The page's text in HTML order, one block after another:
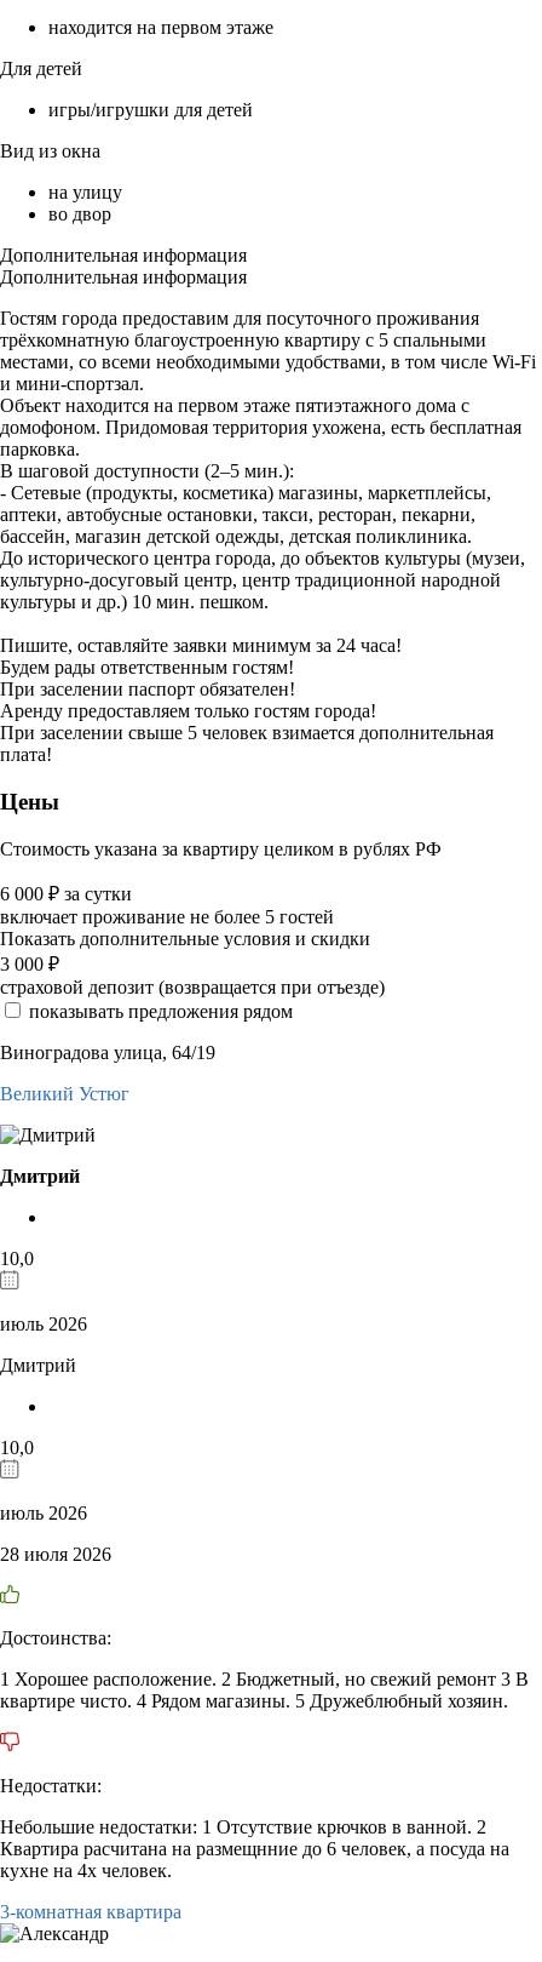
находится на первом этаже
Для детей
игры/игрушки для детей
Вид из окна
на улицу
во двор
Дополнительная информация
Дополнительная информация
Гостям города предоставим для посуточного проживания
трёхкомнатную благоустроенную квартиру с 5 спальными
местами, со всеми необходимыми удобствами, в том числе Wi-Fi
и мини-спортзал.
Объект находится на первом этаже пятиэтажного дома с
домофоном. Придомовая территория ухожена, есть бесплатная
парковка.
В шаговой доступности (2–5 мин.):
- Сетевые (продукты, косметика) магазины, маркетплейсы,
аптеки, автобусные остановки, такси, ресторан, пекарни,
бассейн, магазин детской одежды, детская поликлиника.
До исторического центра города, до объектов культуры (музеи,
культурно-досуговый центр, центр традиционной народной
культуры и др.) 10 мин. пешком.
Пишите, оставляйте заявки минимум за 24 часа!
Будем рады ответственным гостям!
При заселении паспорт обязателен!
Аренду предоставляем только гостям города!
При заселении свыше 5 человек взимается дополнительная
плата!
Цены
Стоимость указана за квартиру целиком в рублях РФ
6 000 ₽ за сутки
включает проживание не более 5 гостей
Показать дополнительные условия и скидки
3 000 ₽
страховой депозит (возвращается при отъезде)
показывать предложения рядом
Виноградова улица, 64/19
Великий Устюг
Дмитрий
10,0
июль 2026
Дмитрий
10,0
июль 2026
28 июля 2026
Достоинства:
1 Хорошее расположение. 2 Бюджетный, но свежий ремонт 3 В
квартире чисто. 4 Рядом магазины. 5 Дружеблюбный хозяин.
Недостатки:
Небольшие недостатки: 1 Отсутствие крючков в ванной. 2
Квартира расчитана на размещнние до 6 человек, а посуда на
кухне на 4х человек.
3-комнатная квартира